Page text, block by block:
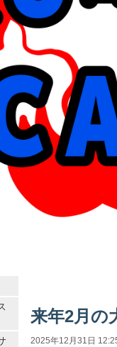
来年2月の
2025年12月31日